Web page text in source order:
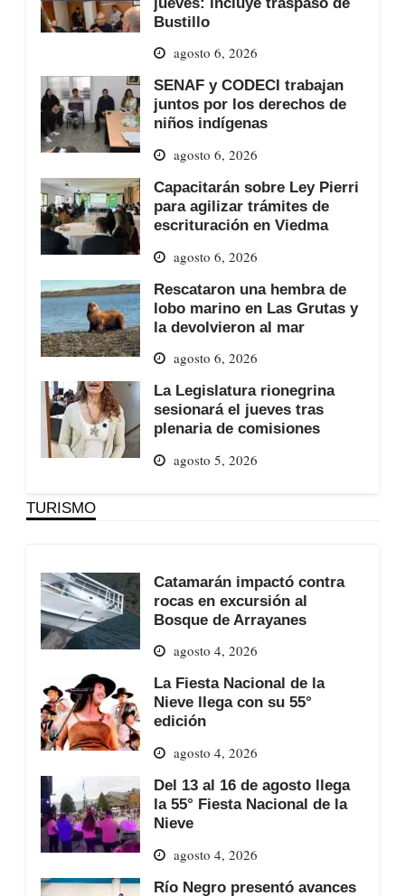
Bustillo
agosto 6, 2026
SENAF y CODECI trabajan
juntos por los derechos de
niños indígenas
agosto 6, 2026
Capacitarán sobre Ley Pierri
para agilizar trámites de
escrituración en Viedma
agosto 6, 2026
Rescataron una hembra de
lobo marino en Las Grutas y
la devolvieron al mar
agosto 6, 2026
La Legislatura rionegrina
sesionará el jueves tras
plenaria de comisiones
agosto 5, 2026
TURISMO
Catamarán impactó contra
rocas en excursión al
Bosque de Arrayanes
agosto 4, 2026
La Fiesta Nacional de la
Nieve llega con su 55°
edición
agosto 4, 2026
Del 13 al 16 de agosto llega
la 55° Fiesta Nacional de la
Nieve
agosto 4, 2026
Río Negro presentó avances